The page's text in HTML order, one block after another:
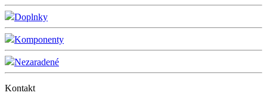
Doplnky
Komponenty
Nezaradené
Kontakt